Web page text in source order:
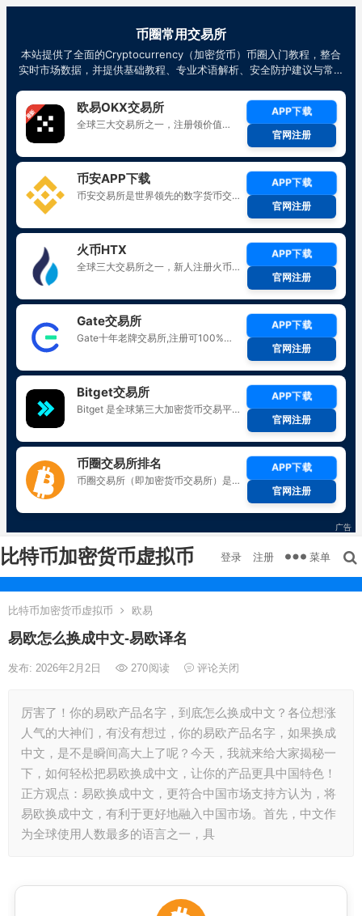
比特币加密货币虚拟币 登录 注册 菜单
比特币加密货币虚拟币 欧易
易欧怎么换成中文-易欧译名
发布: 2026年2月2日 270阅读 评论关闭
厉害了！你的易欧产品名字，到底怎么换成中文？各位想涨
人气的大神们，有没有想过，你的易欧产品名字，如果换成
中文，是不是瞬间高大上了呢？今天，我就来给大家揭秘一
下，如何轻松把易欧换成中文，让你的产品更具中国特色！
正方观点：易欧换成中文，更符合中国市场支持方认为，将
易欧换成中文，有利于更好地融入中国市场。首先，中文作
为全球使用人数最多的语言之一，具